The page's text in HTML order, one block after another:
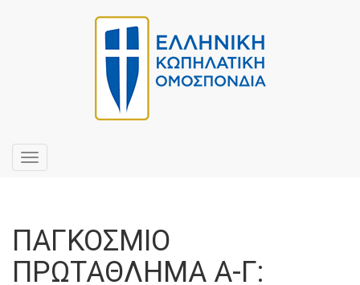
Toggle
navigation
ΠΑΓΚΟΣΜΙΟ
ΠΡΩΤΑΘΛΗΜΑ Α-Γ: